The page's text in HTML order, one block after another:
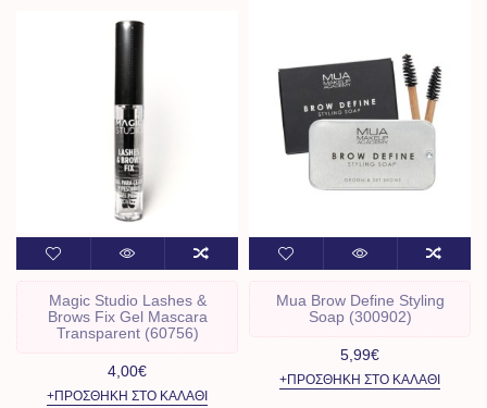
Magic Studio Lashes &
Brows Fix Gel Mascara
Transparent (60756)
4,00€
+ΠΡΟΣΘΉΚΗ ΣΤΟ ΚΑΛΆΘΙ
Mua Brow Define Styling
Soap (300902)
5,99€
+ΠΡΟΣΘΉΚΗ ΣΤΟ ΚΑΛΆΘΙ